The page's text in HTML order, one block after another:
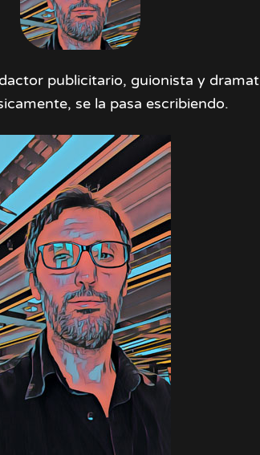
publicitario, guionista y
se la pasa escribiendo.